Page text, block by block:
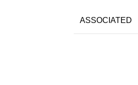
ASSOCIATED